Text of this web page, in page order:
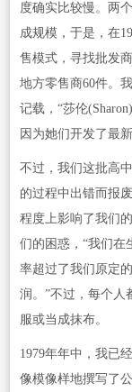
度确实比较慢。两
成规模，于是，在
售模式，寻找批发
地方零售商60件。
记载，“莎伦
因为她们开发了最新
不过，我们这批高
的过程中出错而报
程度上影响了我们
们的困惑，“我们在
率超过了我们原定
润。”不过，每个人
服或当成抹布。
1979年年中，我已
像模像样地撰写了